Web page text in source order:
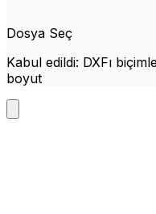
Dosya Seç
Kabul edildi: DXFı
boyut